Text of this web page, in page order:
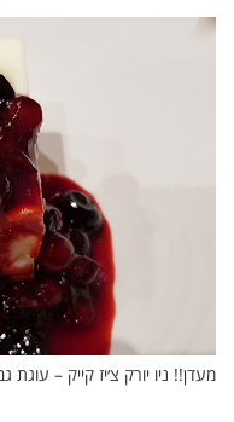
מעדן!! ניו יורק צ׳יז קייק – עוגת